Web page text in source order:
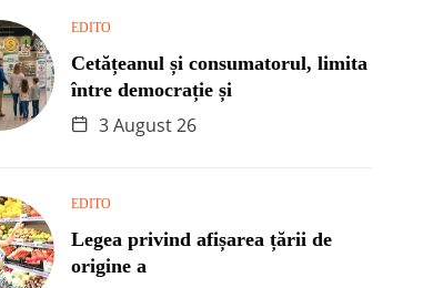
EDITO
Cetățeanul și consumatorul, limita
între democrație și
3 August 26
EDITO
Legea privind afișarea țării de
origine a